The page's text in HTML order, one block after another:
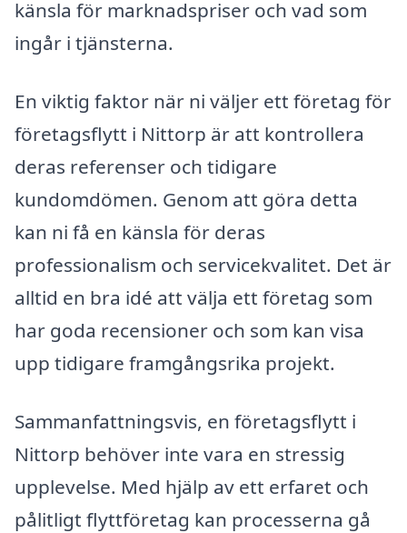
känsla för marknadspriser och vad som
ingår i tjänsterna.
En viktig faktor när ni väljer ett företag för
företagsflytt i Nittorp är att kontrollera
deras referenser och tidigare
kundomdömen. Genom att göra detta
kan ni få en känsla för deras
professionalism och servicekvalitet. Det är
alltid en bra idé att välja ett företag som
har goda recensioner och som kan visa
upp tidigare framgångsrika projekt.
Sammanfattningsvis, en företagsflytt i
Nittorp behöver inte vara en stressig
upplevelse. Med hjälp av ett erfaret och
pålitligt flyttföretag kan processerna gå